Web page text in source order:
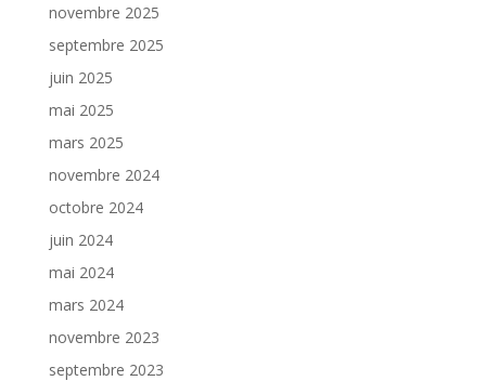
novembre 2025
septembre 2025
juin 2025
mai 2025
mars 2025
novembre 2024
octobre 2024
juin 2024
mai 2024
mars 2024
novembre 2023
septembre 2023